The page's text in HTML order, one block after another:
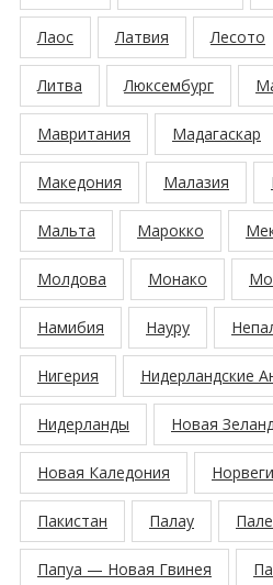
Лаос Латвия Лесото
Литва Люксембург
Мавритания Мадагаскар
Македония Малазия
Мальта Марокко
Молдова Монако
Намибия Науру
Нигерия Нидерландские
Нидерланды Новая
Новая Каледония
Пакистан Палау
Папуа — Новая Гвинея